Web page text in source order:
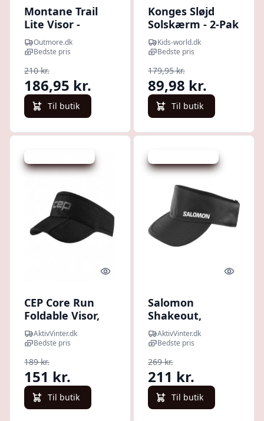
Montane Trail
Lite Visor -
ECLIPSE BLUE -
Str. ONE SIZE -
Outmore.dk
Bedste pris
210 kr.
186,95 kr.
Til butik
Konges Sløjd
Solskærm - 2-Pak
- Kick It
Kids-world.dk
Bedste pris
179,95 kr.
89,98 kr.
Til butik
Quick look
CEP Core Run
Foldable Visor,
solskærm, sort
AktivVinter.dk
Bedste pris
189 kr.
151 kr.
Til butik
Quick
Salomon
Shakeout,
solskærm, herre,
sort
AktivVinter.dk
Bedste pris
269 kr.
211 kr.
Til butik